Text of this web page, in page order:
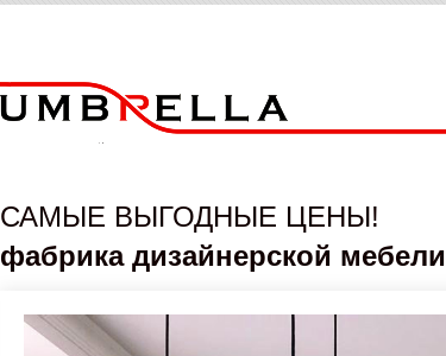
САМЫЕ ВЫГОДНЫЕ ЦЕНЫ!
фабрика дизайнерской мебели